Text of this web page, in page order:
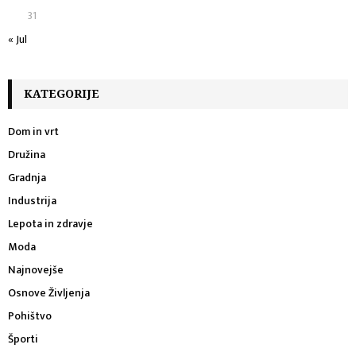
31
« Jul
KATEGORIJE
Dom in vrt
Družina
Gradnja
Industrija
Lepota in zdravje
Moda
Najnovejše
Osnove Življenja
Pohištvo
Športi